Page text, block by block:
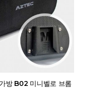
방 B02 미니벨로 브롬